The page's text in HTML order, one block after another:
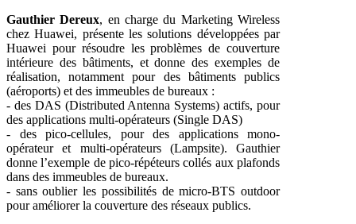
Gauthier Dereux, en charge du Marketing Wireless
chez Huawei, présente les solutions développées par
Huawei pour résoudre les problèmes de couverture
intérieure des bâtiments, et donne des exemples de
réalisation, notamment pour des bâtiments publics
(aéroports) et des immeubles de bureaux :
- des DAS (Distributed Antenna Systems) actifs, pour
des applications multi-opérateurs (Single DAS)
- des pico-cellules, pour des applications mono-
opérateur et multi-opérateurs (Lampsite). Gauthier
donne l’exemple de pico-répéteurs collés aux plafonds
dans des immeubles de bureaux.
- sans oublier les possibilités de micro-BTS outdoor
pour améliorer la couverture des réseaux publics.